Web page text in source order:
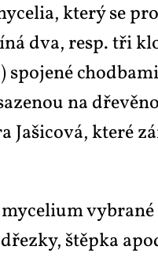
kte­rý se
dva, resp. tři
na
Ja­ši­co­vá, kte­ré
štěp­ka